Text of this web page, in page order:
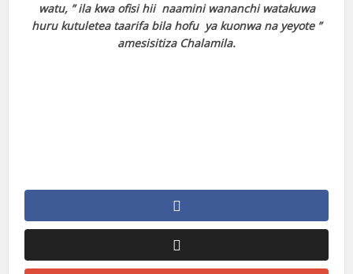
watu, ” ila kwa ofisi hii naamini wananchi watakuwa
huru kutuletea taarifa bila hofu ya kuonwa na yeyote ”
amesisitiza Chalamila.